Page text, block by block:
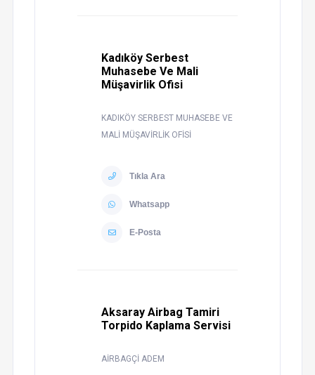
Kadıköy Serbest
Muhasebe Ve Mali
Müşavirlik Ofisi
KADIKÖY SERBEST MUHASEBE VE
MALİ MÜŞAVİRLİK OFİSİ
Tıkla Ara
Whatsapp
E-Posta
Aksaray Airbag Tamiri
Torpido Kaplama Servisi
AİRBAGÇİ ADEM